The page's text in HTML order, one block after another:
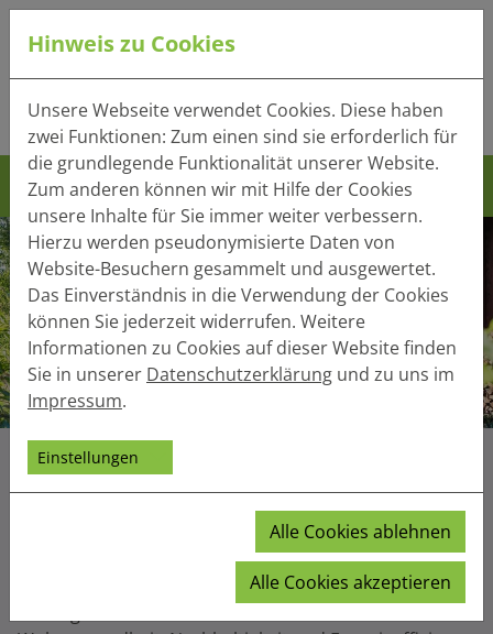
Tel.:+49 (0) 41 32 - 220
Mail:info(at)heger-holzbau.de
Unter einem Dach
Hinweis zu Cookies
Unsere Webseite verwendet Cookies. Diese haben
zwei Funktionen: Zum einen sind sie erforderlich für
die grundlegende Funktionalität unserer Website.
Zum anderen können wir mit Hilfe der Cookies
unsere Inhalte für Sie immer weiter verbessern.
Hierzu werden pseudonymisierte Daten von
Website-Besuchern gesammelt und ausgewertet.
Das Einverständnis in die Verwendung der Cookies
können Sie jederzeit widerrufen. Weitere
Informationen zu Cookies auf dieser Website finden
Sie in unserer Datenschutzerklärung und zu uns im
Impressum.
Einstellungen
Alle Cookies ablehnen
Alle Cookies akzeptieren